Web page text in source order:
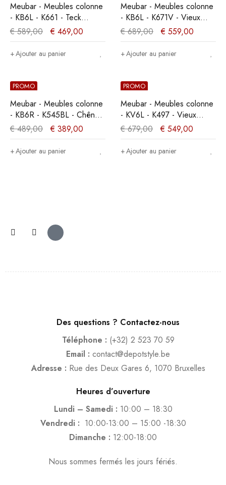
Meubar - Meubles colonne
- KB6L - K661 - Teck
Orange/Noir -
70x189x50cm
€589,00 € 469,00
Ajouter au panier
Meubar - Meubles colonne
- KB6L - K671V - Vieux
teck (Portes arêtes de
poisson)/Noir Mat -
834x162x50cm
€689,00 € 559,00
Ajouter au panier
PROMO
Meubar - Meubles colonne
- KB6R - K545BL - Chêne
millénaire nature/Noir
élégant - 561x202x49cm
€489,00 € 389,00
Ajouter au panier
PROMO
Meubar - Meubles colonne
- KV6L - K497 - Vieux
chêne/imitation acier -
810x190x50cm
€679,00 € 549,00
Ajouter au panier
Des questions ? Contactez-nous
Téléphone : (+32) 2 523 70 59
Email : contact@depotstyle.be
Adresse : Rue des Deux Gares 6, 1070 Bruxelles
Heures d’ouverture
Lundi – Samedi : 10:00 – 18:30
Vendredi : 10:00-13:00 – 15:00 -18:30
Dimanche : 12:00-18:00
Nous sommes fermés les jours fériés.